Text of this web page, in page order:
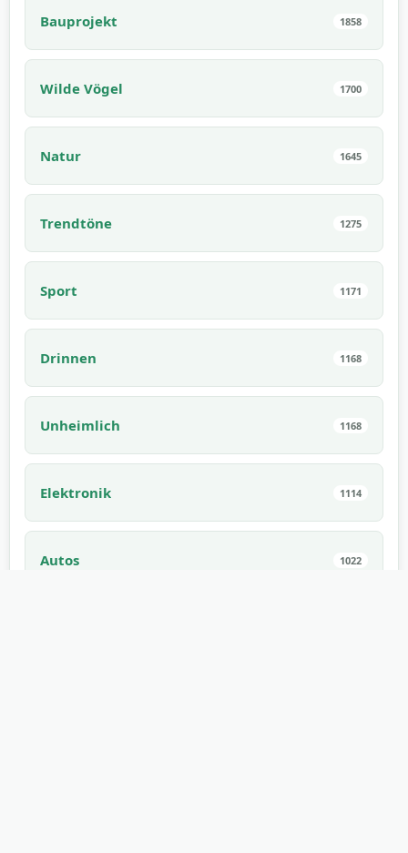
Bauprojekt 1858
Wilde Vögel 1700
Natur 1645
Trendtöne 1275
Sport 1171
Drinnen 1168
Unheimlich 1168
Elektronik 1114
Autos 1022